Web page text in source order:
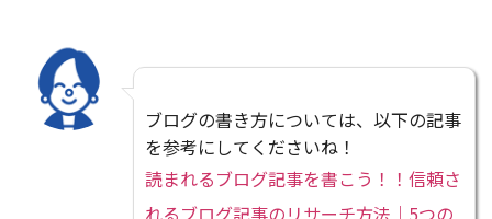
ブログの書き方については、以下の記事
を参考にしてくださいね！
読まれるブログ記事を書こう！！信頼さ
れるブログ記事のリサーチ方法｜5つの